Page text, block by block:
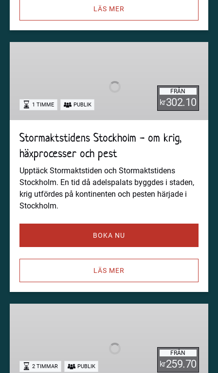
LÄS MER
häxprocesser
och
FRÅN
kr302.10
1 TIMME PUBLIK
Stormaktstidens Stockholm - om krig,
häxprocesser och pest
Upptäck Stormaktstiden och Stormaktstidens
Stockholm. En tid då adelspalats byggdes i staden,
krig utfördes på kontinenten och pesten härjade i
Stockholm.
BOKA NU
LÄS MER
vandring
FRÅN
kr259.70
2 TIMMAR PUBLIK